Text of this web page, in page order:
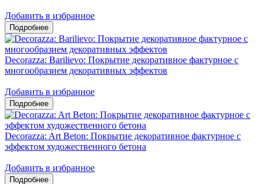
Добавить в избранное
Decorazza: Barilievo: Покрытие декоративное фактурное с
многообразием декоративных эффектов
Добавить в избранное
Decorazza: Art Beton: Покрытие декоративное фактурное с
эффектом художественного бетона
Добавить в избранное